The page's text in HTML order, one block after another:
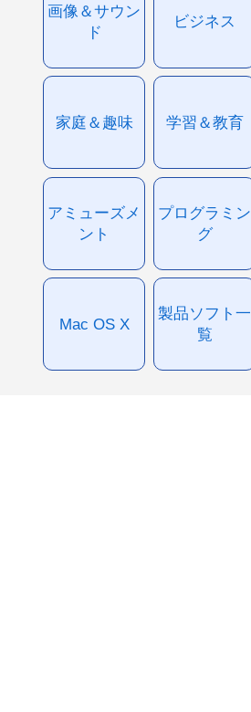
画像＆サウン
ド
ビジネス
家庭＆趣味 学習＆教育
アミューズメ
ント
プログラミン
グ
Mac OS X
製品ソフト一
覧